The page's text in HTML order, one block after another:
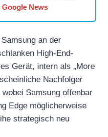
Google News
an der
High-End-
Gerät, intern als „More
Nachfolger
Samsung offenbar
Edge möglicherweise
strategisch neu